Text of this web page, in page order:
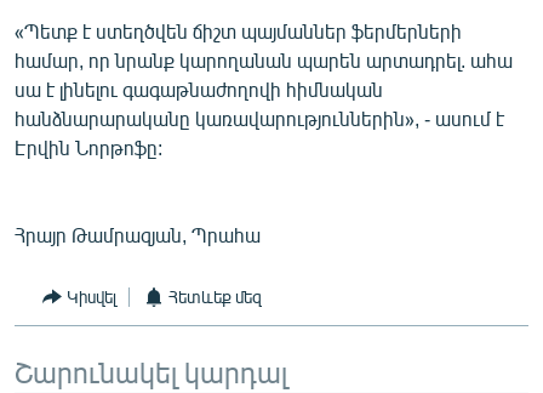
«Պետք է ստեղծվեն ճիշտ պայմաններ ֆերմերների
համար, որ նրանք կարողանան պարեն արտադրել. ահա
սա է լինելու գագաթնաժողովի հիմնական
հանձնարարականը կառավարություններին», - ասում է
Էրվին Նորթոֆը:
Հրայր Թամրազյան, Պրահա
Կիսվել Հետևեք մեզ
Շարունակել կարդալ